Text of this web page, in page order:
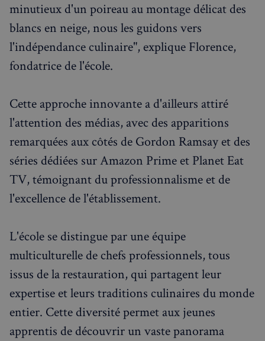
minutieux d'un poireau au montage délicat des
blancs en neige, nous les guidons vers
l'indépendance culinaire", explique Florence,
fondatrice de l'école.
Cette approche innovante a d'ailleurs attiré
l'attention des médias, avec des apparitions
remarquées aux côtés de Gordon Ramsay et des
séries dédiées sur Amazon Prime et Planet Eat
TV, témoignant du professionnalisme et de
l'excellence de l'établissement.
L'école se distingue par une équipe
multiculturelle de chefs professionnels, tous
issus de la restauration, qui partagent leur
expertise et leurs traditions culinaires du monde
entier. Cette diversité permet aux jeunes
apprentis de découvrir un vaste panorama